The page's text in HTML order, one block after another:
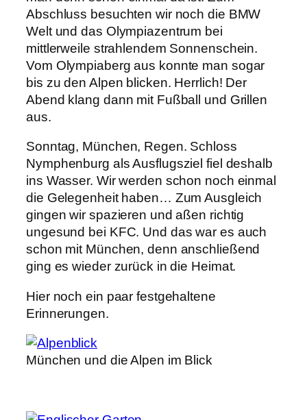
Abschluss besuchten wir noch die BMW
Welt und das Olympiazentrum bei
mittlerweile strahlendem Sonnenschein.
Vom Olympiaberg aus konnte man sogar
bis zu den Alpen blicken. Herrlich! Der
Abend klang dann mit Fußball und Grillen
aus.
Sonntag, München, Regen. Schloss
Nymphenburg als Ausflugsziel fiel deshalb
ins Wasser. Wir werden schon noch einmal
die Gelegenheit haben… Zum Ausgleich
gingen wir spazieren und aßen richtig
ungesund bei KFC. Und das war es auch
schon mit München, denn anschließend
ging es wieder zurück in die Heimat.
Hier noch ein paar festgehaltene
Erinnerungen.
München und die Alpen im Blick